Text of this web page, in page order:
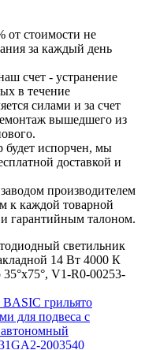
от стоимости не
за каждый день
счет - устранение
в течение
силами и за счет
вышедшего из
будет испорчен, мы
доставкой и
производителем
к каждой товарной
гарантийным талоном.
светильник
14 Вт 4000 К
V1-R0-00253-
грильято
для подвеса с
2003540